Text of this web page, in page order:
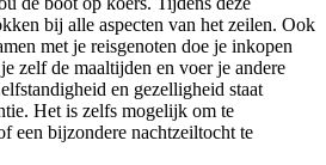
bij alle aspecten van het zeilen. Ook
met je reisgenoten doe je inkopen
zelf de maaltijden en voer je andere
en gezelligheid staat
Het is zelfs mogelijk om te
een bijzondere nachtzeiltocht te